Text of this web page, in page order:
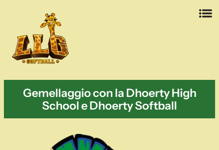
contenuto
Gemellaggio con la Dhoerty High
School e Dhoerty Softball